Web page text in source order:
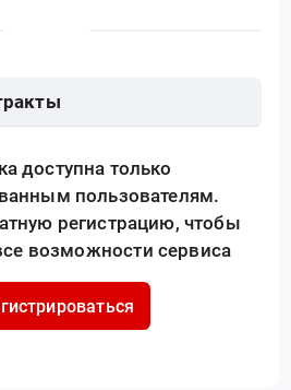
доступна только
пользователям.
регистрацию, чтобы
возможности сервиса